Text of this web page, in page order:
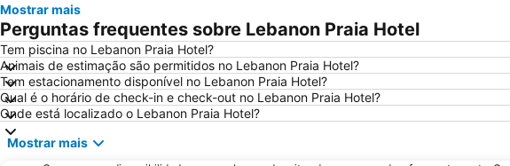
Mostrar mais
Perguntas frequentes sobre Lebanon Praia Hotel
Tem piscina no Lebanon Praia Hotel?
Animais de estimação são permitidos no Lebanon Praia Hotel?
Tem estacionamento disponível no Lebanon Praia Hotel?
Qual é o horário de check-in e check-out no Lebanon Praia Hotel?
Onde está localizado o Lebanon Praia Hotel?
Mostrar mais